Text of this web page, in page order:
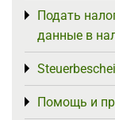
Подать
данные в
Toggle menu
Toggle menu
Помощь и
Toggle menu